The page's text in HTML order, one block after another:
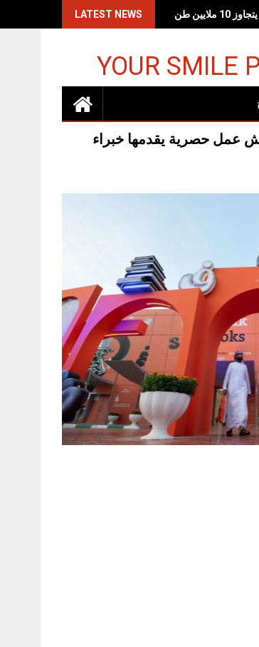
LATEST NEWS
YOUR SMILE
سلسلة ورش عمل حصرية يقدمها خبراء